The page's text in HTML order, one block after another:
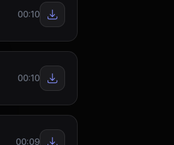
00:10
00:10
00:09